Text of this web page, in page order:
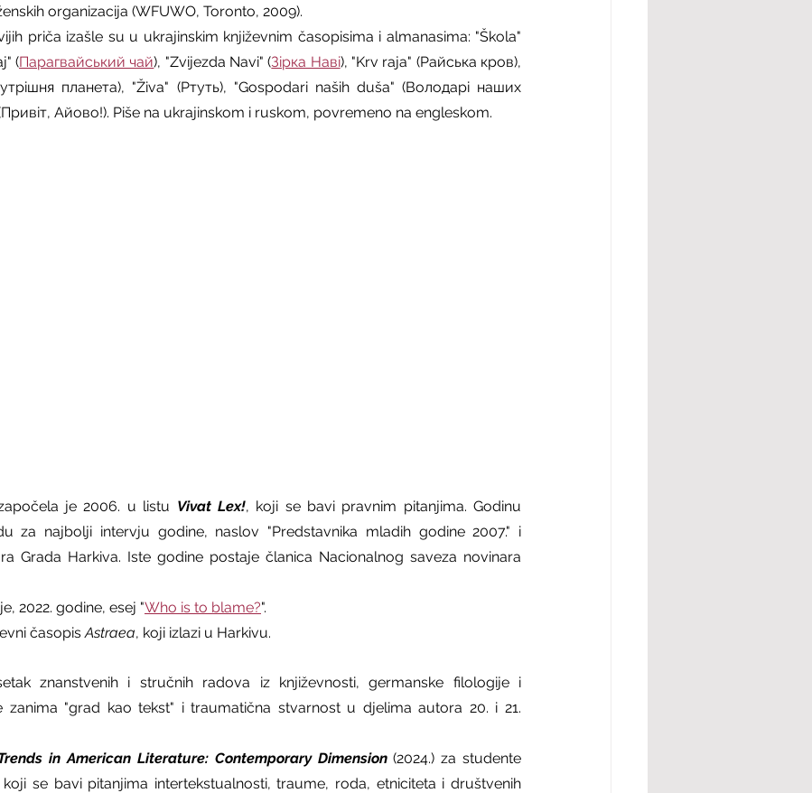
organizacija (WFUWO, Toronto, 2009).
priča izašle su u ukrajinskim književnim časopisima i almanasima: "Škola"
(Парагвайський чай), "Zvijezda Navi" (Зірка Наві), "Krv raja" (Райська кров),
планета), "Živa" (Ртуть), "Gospodari naših duša" (Володарі наших
Айово!). Piše na ukrajinskom i ruskom, povremeno na engleskom.
je 2006. u listu Vivat Lex!, koji se bavi pravnim pitanjima. Godinu
za najbolji intervju godine, naslov "Predstavnika mladih godine 2007." i
Grada Harkiva. Iste godine postaje članica Nacionalnog saveza novinara
2022. godine, esej "Who is to blame?".
časopis Astraea, koji izlazi u Harkivu.
znanstvenih i stručnih radova iz književnosti, germanske filologije i
zanima "grad kao tekst" i traumatična stvarnost u djelima autora 20. i 21.
in American Literature: Contemporary Dimension (2024.) za studente
se bavi pitanjima intertekstualnosti, traume, roda, etniciteta i društvenih